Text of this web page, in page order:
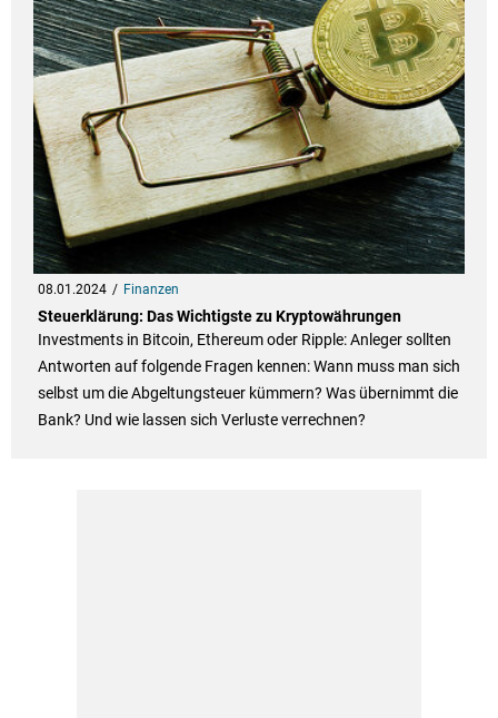
08.01.2024 Finanzen
Steuerklärung: Das Wichtigste zu Kryptowährungen
Investments in Bitcoin, Ethereum oder Ripple: Anleger sollten
Antworten auf folgende Fragen kennen: Wann muss man sich
selbst um die Abgeltungsteuer kümmern? Was übernimmt die
Bank? Und wie lassen sich Verluste verrechnen?